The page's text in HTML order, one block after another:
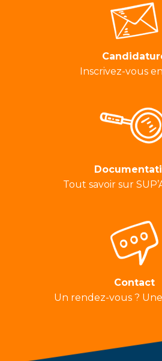
Inscrivez-vous
Tout savoir sur
Contact
Un rendez-vous ?